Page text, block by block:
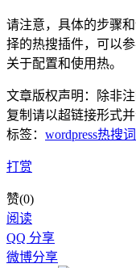
请注意，具体的步骤
择的热搜插件，可以
关于配置和使用热。
文章版权声明：除非
复制请以超链接形式并
标签： wordpress热搜
打赏
赞(0)
阅读
QQ 分享
微博分享